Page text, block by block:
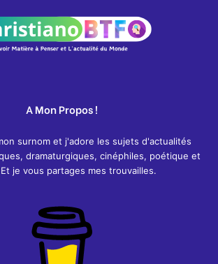
A Mon Propos !
surnom et j'adore les sujets d'actualités
dramaturgiques, cinéphiles, poétique et
je vous partages mes trouvailles.